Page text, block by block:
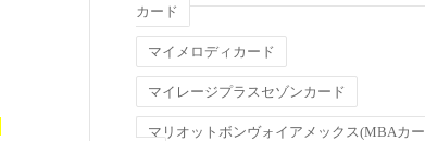
カード
マイメロディカード
マイレージプラスセゾンカード
マリオットボンヴォイアメックス(MBAカー